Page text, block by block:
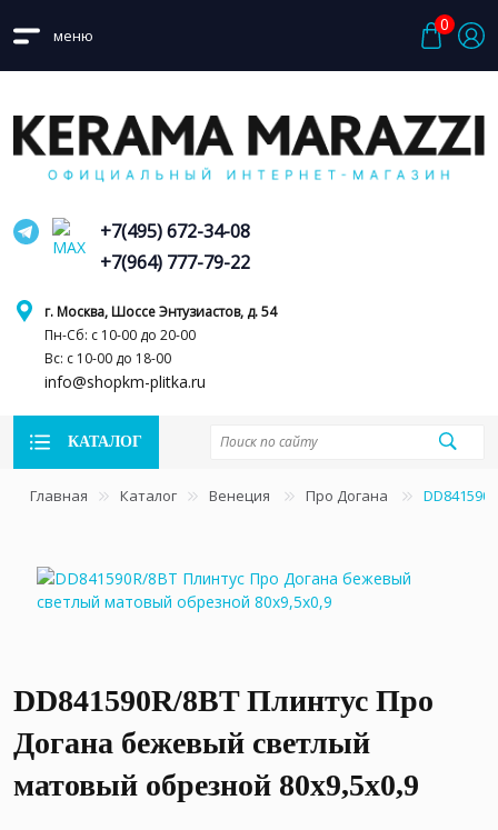
меню
0
г. Москва, Шоссе Энтузиастов, д. 54
Пн-Сб: с 10-00 до 20-00
Вс: с 10-00 до 18-00
info@shopkm-plitka.ru
+7(495) 672-34-08
+7(964) 777-79-22
КАТАЛОГ
Главная Каталог Венеция Про Догана
DD841590R/8BT Плинтус Про
Догана бежевый светлый
матовый обрезной 80x9,5x0,9